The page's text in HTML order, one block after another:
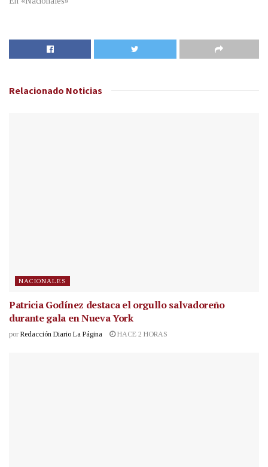
Relacionado Noticias
NACIONALES
Patricia Godínez destaca el orgullo salvadoreño
durante gala en Nueva York
por Redacción Diario La Página HACE 2 HORAS